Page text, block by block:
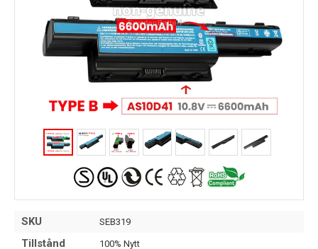
SKU SEB319
Tillstånd 100% Nytt